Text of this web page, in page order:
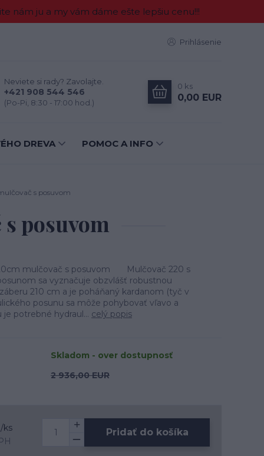
nám ju a my vám dáme ešte lepšiu cenu!!!
Prihlásenie
Neviete si rady? Zavolajte.
+421 908 544 546
(Po-Pi, 8:30 - 17:00 hod.)
0 ks
0,00 EUR
DREVA POMOC A INFO
s posuvom
posuvom
mulčovač s posuvom Mulčovač 220 s
sa vyznačuje obzvlášť robustnou
210 cm a je poháňaný kardanom (tyč v
posunu sa môže pohybovať vľavo a
potrebné hydraul... celý popis
Skladom - over dostupnosť
2 936,00 EUR
/ks
Pridať do košíka